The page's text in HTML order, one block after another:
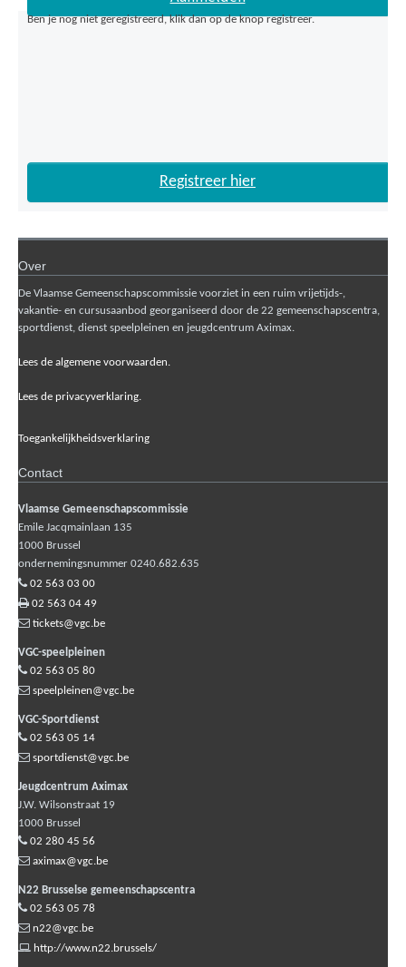
Ben je nog niet geregistreerd, klik dan op de knop registreer.
Registreer hier
Over
De Vlaamse Gemeenschapscommissie voorziet in een ruim vrijetijds-,
vakantie- en cursusaanbod georganiseerd door de 22 gemeenschapscentra,
sportdienst, dienst speelpleinen en jeugdcentrum Aximax.
Lees de algemene voorwaarden.
Lees de privacyverklaring.
Toegankelijkheidsverklaring
Contact
Vlaamse Gemeenschapscommissie
Emile Jacqmainlaan 135
1000 Brussel
ondernemingsnummer 0240.682.635
02 563 03 00
02 563 04 49
tickets@vgc.be
VGC-speelpleinen
02 563 05 80
speelpleinen@vgc.be
VGC-Sportdienst
02 563 05 14
sportdienst@vgc.be
Jeugdcentrum Aximax
J.W. Wilsonstraat 19
1000 Brussel
02 280 45 56
aximax@vgc.be
N22 Brusselse gemeenschapscentra
02 563 05 78
n22@vgc.be
http://www.n22.brussels/